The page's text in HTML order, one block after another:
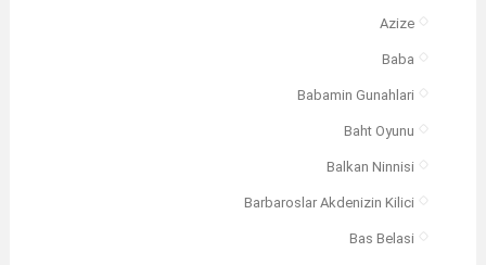
Azize
Baba
Babamin Gunahlari
Baht Oyunu
Balkan Ninnisi
Barbaroslar Akdenizin Kilici
Bas Belasi